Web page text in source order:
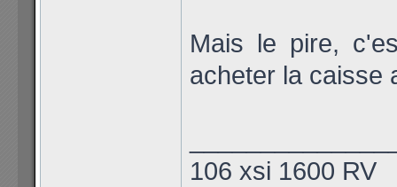
Mais le pire,
acheter la caisse
106 xsi 1600 RV